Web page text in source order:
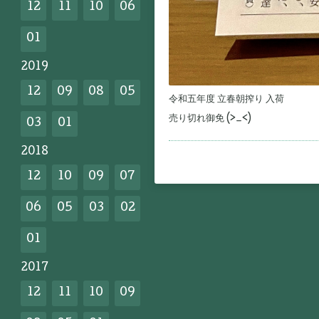
令和五年度 立春朝搾り 入荷
売り切れ御免 (>_<)ゞ
12 11 10 06
01
2019
12 09 08 05
03 01
2018
12 10 09 07
06 05 03 02
01
2017
12 11 10 09